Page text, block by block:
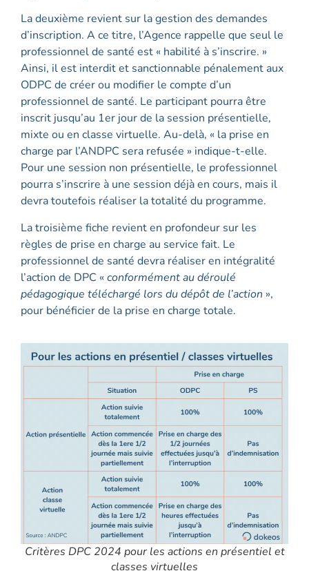
La deuxième revient sur la gestion des demandes
d’inscription. A ce titre, l’Agence rappelle que seul le
professionnel de santé est « habilité à s’inscrire. »
Ainsi, il est interdit et sanctionnable pénalement aux
ODPC de créer ou modifier le compte d’un
professionnel de santé. Le participant pourra être
inscrit jusqu’au 1er jour de la session présentielle,
mixte ou en classe virtuelle. Au-delà, « la prise en
charge par l’ANDPC sera refusée » indique-t-elle.
Pour une session non présentielle, le professionnel
pourra s’inscrire à une session déjà en cours, mais il
devra toutefois réaliser la totalité du programme.
La troisième fiche revient en profondeur sur les
règles de prise en charge au service fait. Le
professionnel de santé devra réaliser en intégralité
l’action de DPC « conformément au déroulé
pédagogique téléchargé lors du dépôt de l’action »,
pour bénéficier de la prise en charge totale.
Critères DPC 2024 pour les actions en présentiel et
classes virtuelles